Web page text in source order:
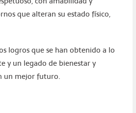
que alteran su estado físico,
logros que se han obtenido a lo
y un legado de bienestar y
un mejor futuro.